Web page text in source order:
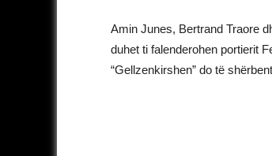
Amin Junes, Bertrand Traore
duhet ti falenderohen portierit
“Gellzenkirshen” do të